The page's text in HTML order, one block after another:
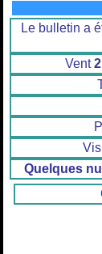
Le bulletin a
Vent2
Quelques